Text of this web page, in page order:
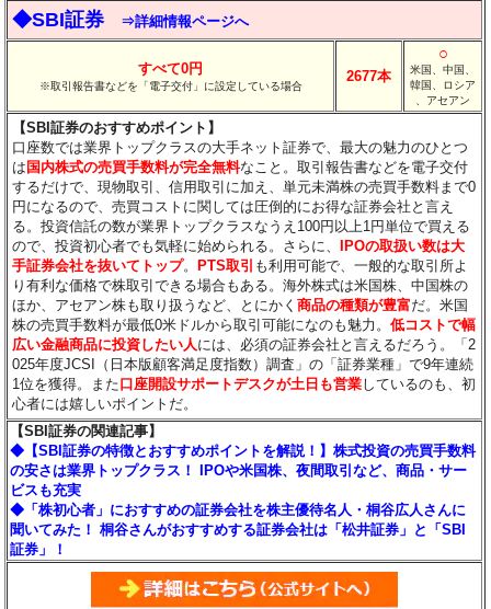
◆SBI証券 ⇒詳細情報ページへ
すべて0円
※取引報告書などを「電子交付」に設定している場合
2677本
○
米国、中国、
韓国、ロシア
、アセアン
【SBI証券のおすすめポイント】
口座数では業界トップクラスの大手ネット証券で、最大の魅力のひとつ
は 国内株式の売買手数料が完全無料なこと。取引報告書などを電子交付
するだけで、現物取引、信用取引に加え、単元未満株の売買手数料まで0
円になるので、売買コストに関しては圧倒的にお得な証券会社と言え
る。投資信託の数が業界トップクラスなうえ100円以上1円単位で買える
ので、投資初心者でも気軽に始められる。さらに、
IPOの取扱い数は大
手証券会社を抜いてトップ。 PTS取引 も利用可能で、一般的な取引所よ
り有利な価格で株取引できる場合もある。海外株式は米国株、中国株の
ほか、アセアン株も取り扱うなど、とにかく商品の種類が豊富だ。米国
株の売買手数料が最低0米ドルから取引可能になのも魅力。低コストで幅
広い金融商品に投資したい人には、必須の証券会社と言えるだろう。「2
025年度JCSI（日本版顧客満足度指数）調査」の「証券業種」で9年連続
1位を獲得。また口座開設サポートデスクが土日も営業しているのも、初
心者には嬉しいポイントだ。
【SBI証券の関連記事】
◆【SBI証券の特徴とおすすめポイントを解説！】株式投資の売買手数料
の安さは業界トップクラス！ IPOや米国株、夜間取引など、商品・サー
ビスも充実
◆「株初心者」におすすめの証券会社を株主優待名人・桐谷広人さんに
聞いてみた！ 桐谷さんがおすすめする証券会社は「松井証券」と「SBI
証券」！